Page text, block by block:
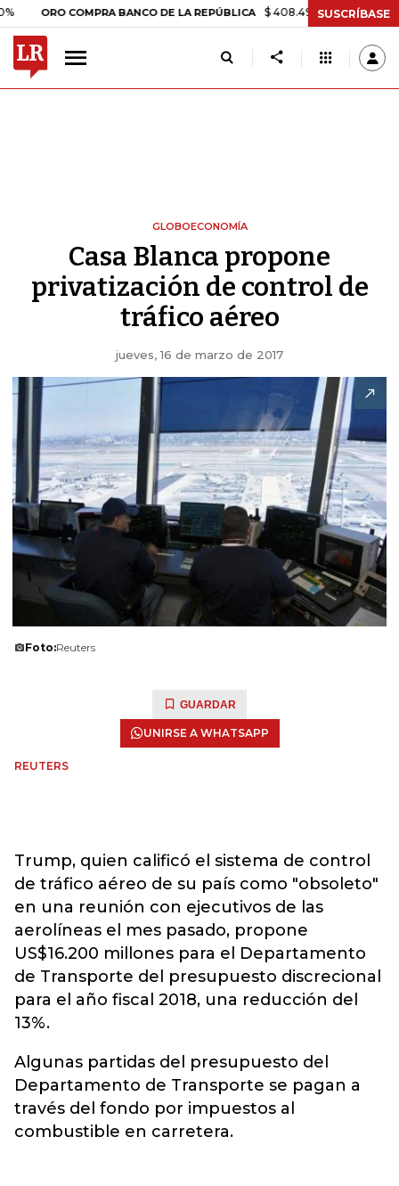
COMPRA BANCO DE LA REPÚBLICA $ 408.498,97 +$ 8.753,81 +2,19%
SUSCRÍBASE
GLOBOECONOMÍA
Casa Blanca propone
privatización de control de
tráfico aéreo
jueves, 16 de marzo de 2017
Foto:Reuters
GUARDAR
UNIRSE A WHATSAPP
REUTERS
Trump, quien calificó el sistema de control
de tráfico aéreo de su país como "obsoleto"
en una reunión con ejecutivos de las
aerolíneas el mes pasado, propone
US$16.200 millones para el Departamento
de Transporte del presupuesto discrecional
para el año fiscal 2018, una reducción del
13%.
Algunas partidas del presupuesto del
Departamento de Transporte se pagan a
través del fondo por impuestos al
combustible en carretera.